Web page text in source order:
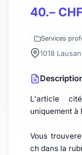
40.– CHF
Services
1018
L'article
uniquement à
Vous
ch dans la